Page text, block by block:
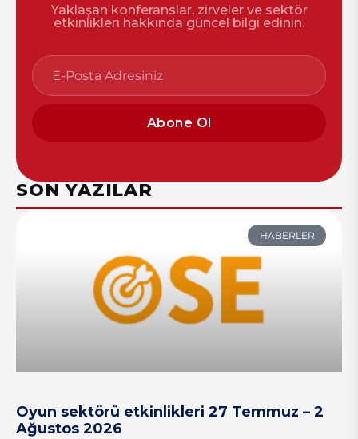
Yaklaşan konferanslar, zirveler ve sektör
etkinlikleri hakkında güncel bilgi edinin.
Abone Ol
SON YAZILAR
HABERLER
Oyun sektörü etkinlikleri 27 Temmuz – 2
Ağustos 2026